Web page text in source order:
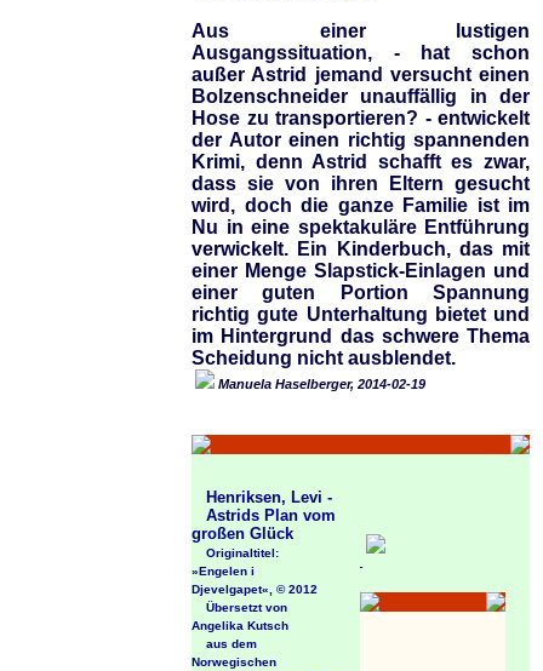
Aus einer lustigen
Ausgangssituation, - hat schon
außer Astrid jemand versucht einen
Bolzenschneider unauffällig in der
Hose zu transportieren? - entwickelt
der Autor einen richtig spannenden
Krimi, denn Astrid schafft es zwar,
dass sie von ihren Eltern gesucht
wird, doch die ganze Familie ist im
Nu in eine spektakuläre Entführung
verwickelt. Ein Kinderbuch, das mit
einer Menge Slapstick-Einlagen und
einer guten Portion Spannung
richtig gute Unterhaltung bietet und
im Hintergrund das schwere Thema
Scheidung nicht ausblendet.
Manuela Haselberger, 2014-02-19
Henriksen, Levi -
Astrids Plan vom
großen Glück
Originaltitel:
»Engelen i
Djevelgapet«, © 2012
Übersetzt von
Angelika Kutsch
aus dem
Norwegischen